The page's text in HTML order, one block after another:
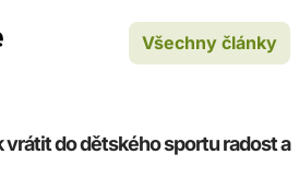
Všechny články
vrátit do dětského sportu radost a